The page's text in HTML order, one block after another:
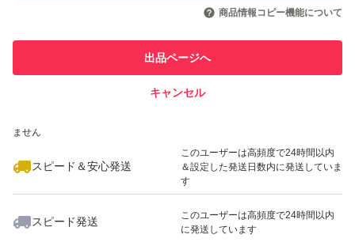
引を完了させた実績があります
での取引実績があります
ません
スピード＆安心発送
このユーザーは高頻度で24時間以内
＆設定した発送日数内に発送していま
す
スピード発送
このユーザーは高頻度で24時間以内
に発送しています
商品情報コピー機能について
出品ページへ
キャンセル
いいね！
3,750